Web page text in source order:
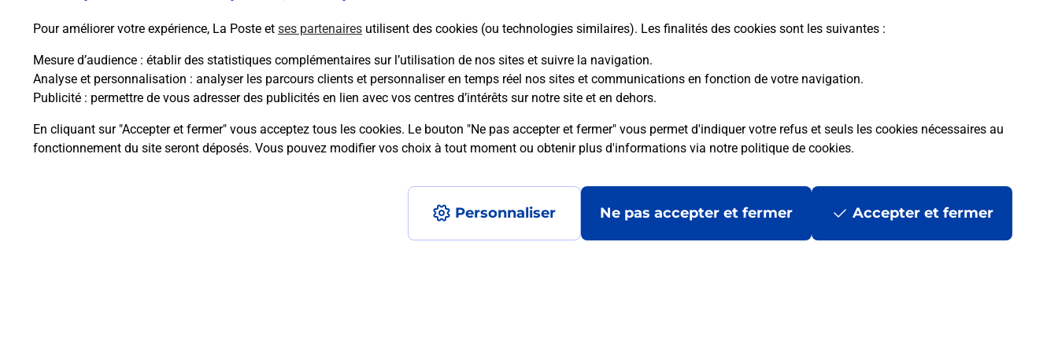
Pour améliorer votre expérience, La Poste et ses partenaires utilisent des cookies (ou technologies similaires). Les finalités des cookies sont les suivantes :
Mesure d’audience : établir des statistiques complémentaires sur l’utilisation de nos sites et suivre la navigation.
Analyse et personnalisation : analyser les parcours clients et personnaliser en temps réel nos sites et communications en fonction de votre navigation.
Publicité : permettre de vous adresser des publicités en lien avec vos centres d’intérêts sur notre site et en dehors.
En cliquant sur "Accepter et fermer" vous acceptez tous les cookies. Le bouton "Ne pas accepter et fermer" vous permet d'indiquer votre refus et seuls les cookies nécessaires au
fonctionnement du site seront déposés. Vous pouvez modifier vos choix à tout moment ou obtenir plus d'informations via notre politique de cookies.
Personnaliser Ne pas accepter et fermer Accepter et fermer
En savoir plus
Questions fréquemment posées
Comment retourner un colis acheté en ligne depuis votre boîte aux lettres ?